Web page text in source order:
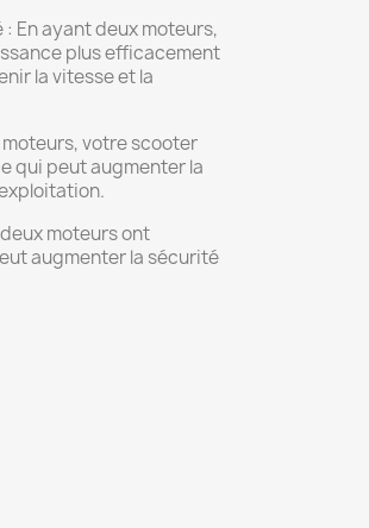
En ayant deux moteurs,
plus efficacement
la vitesse et la
votre scooter
qui peut augmenter la
moteurs ont
augmenter la sécurité